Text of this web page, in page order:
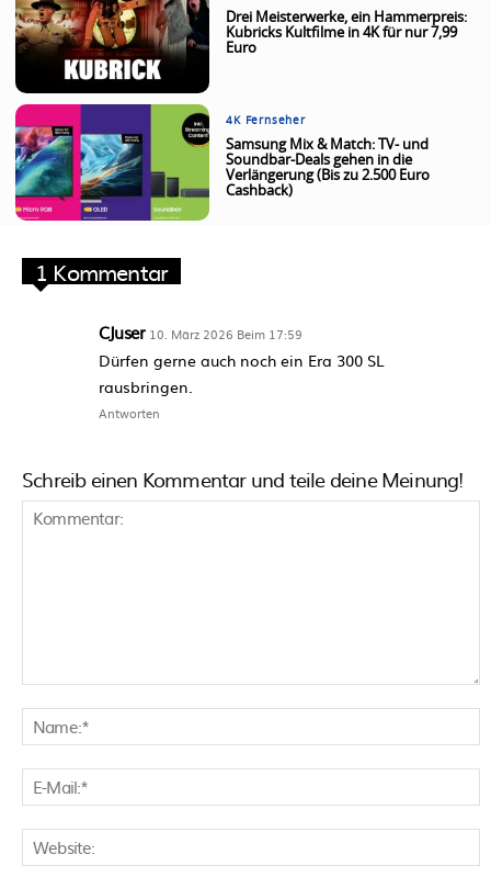
Drei Meisterwerke, ein Hammerpreis:
Kubricks Kultfilme in 4K für nur 7,99
Euro
4K Fernseher
Samsung Mix & Match: TV- und
Soundbar-Deals gehen in die
Verlängerung (Bis zu 2.500 Euro
Cashback)
1 Kommentar
CJuser 10. März 2026 Beim 17:59
Dürfen gerne auch noch ein Era 300 SL
rausbringen.
Antworten
Schreib einen Kommentar und teile deine Meinung!